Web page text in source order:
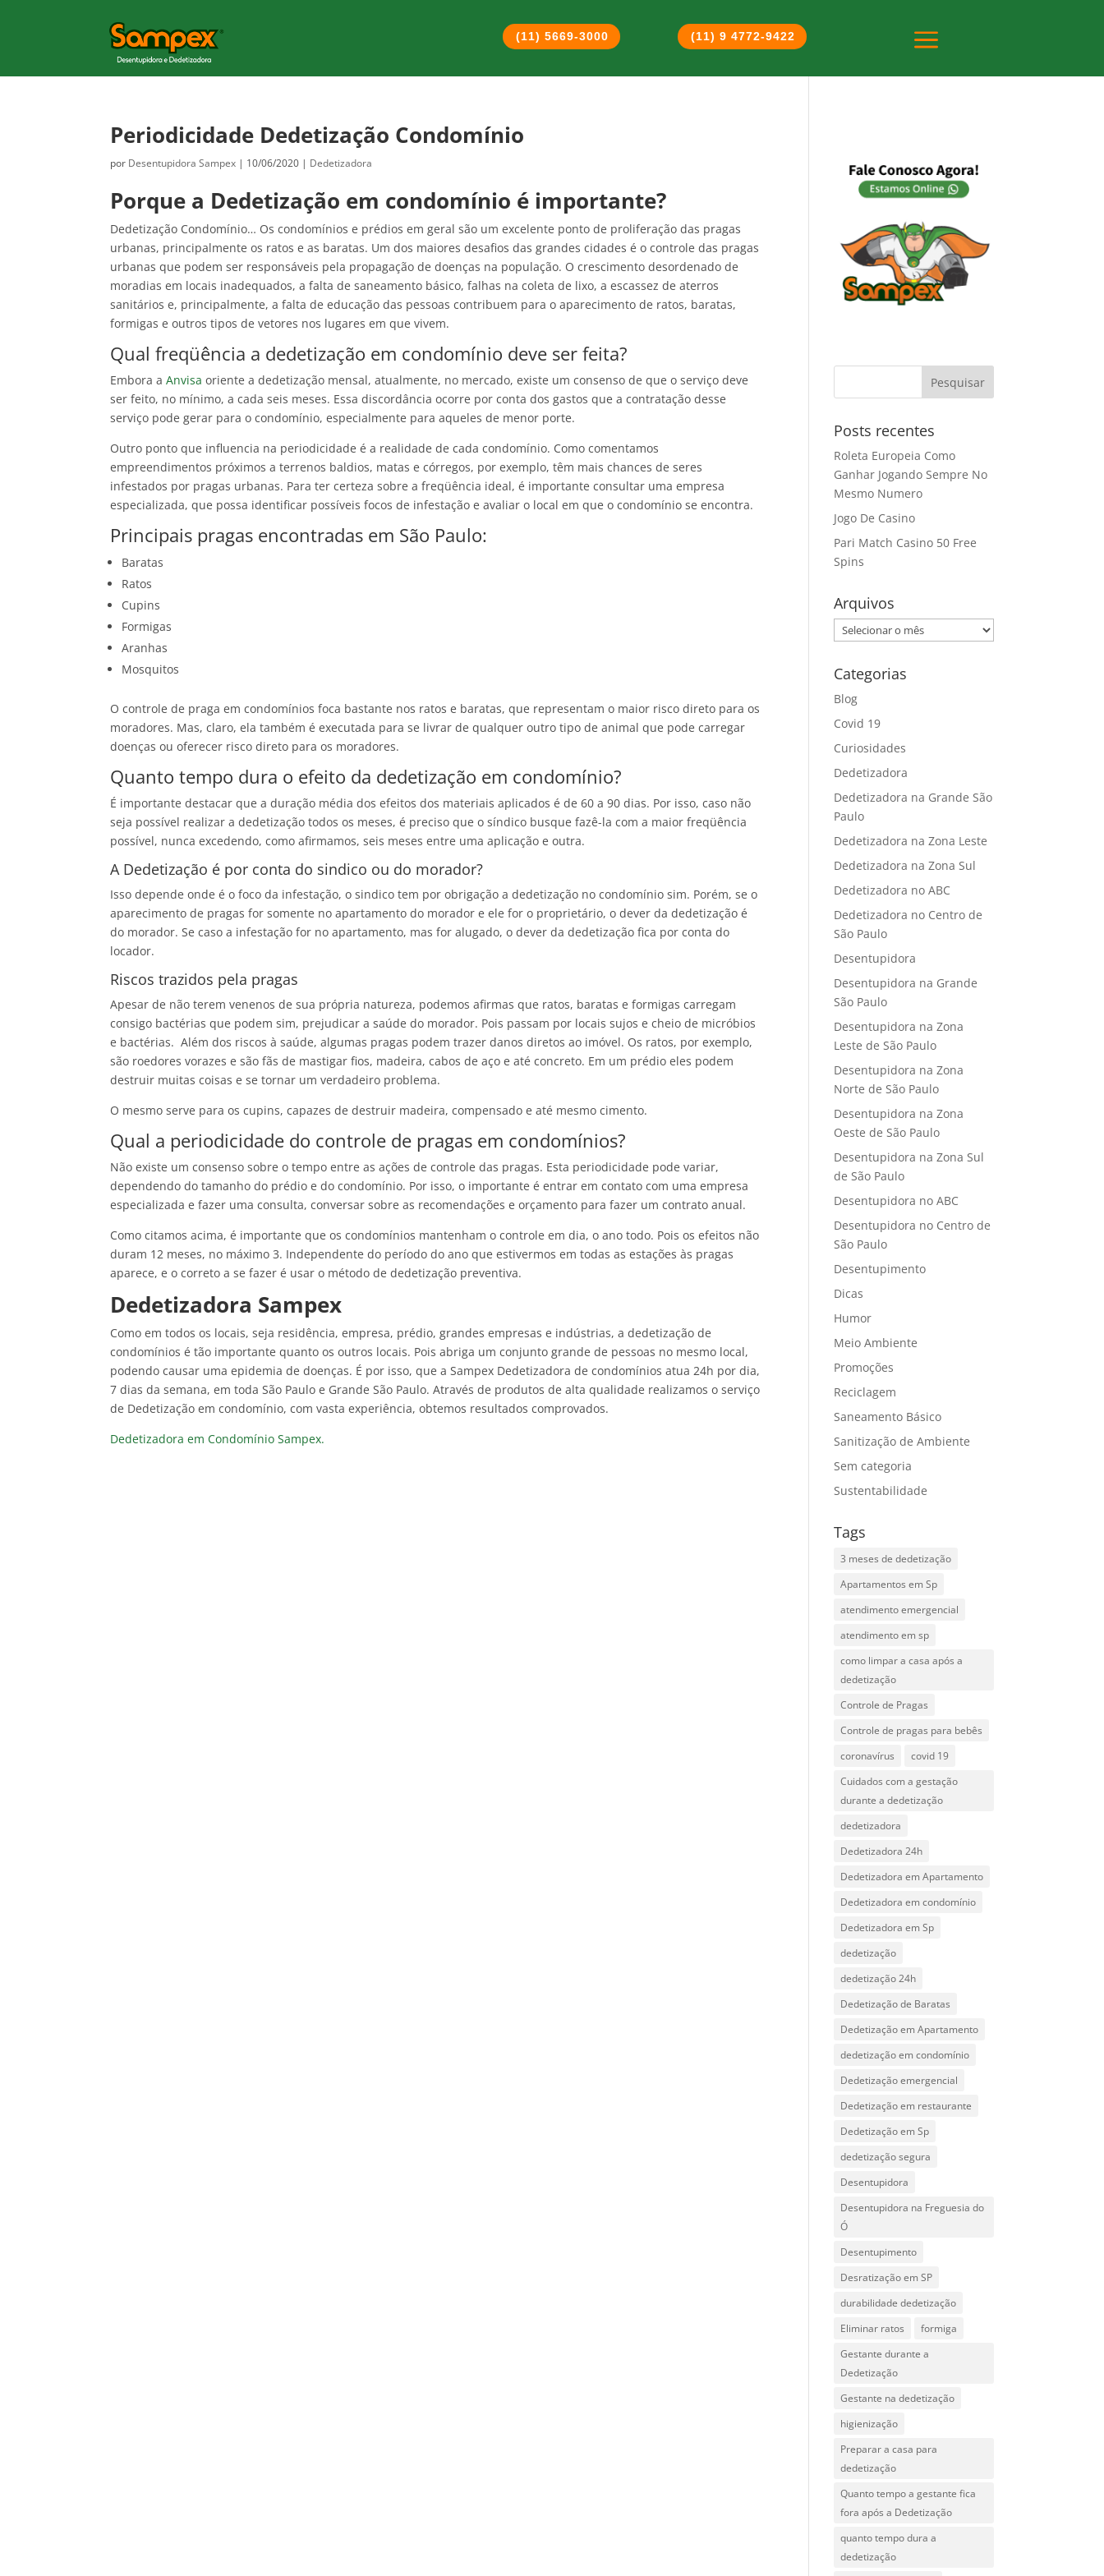
(11) 5669-3000 (11) 9 4772-9422 a
Periodicidade Dedetização Condomínio
por Desentupidora Sampex | 10/06/2020 | Dedetizadora
Porque a Dedetização em condomínio é importante?
Dedetização Condomínio… Os condomínios e prédios em geral são um excelente ponto de proliferação das pragas
urbanas, principalmente os ratos e as baratas. Um dos maiores desafios das grandes cidades é o controle das pragas
urbanas que podem ser responsáveis pela propagação de doenças na população. O crescimento desordenado de
moradias em locais inadequados, a falta de saneamento básico, falhas na coleta de lixo, a escassez de aterros
sanitários e, principalmente, a falta de educação das pessoas contribuem para o aparecimento de ratos, baratas,
formigas e outros tipos de vetores nos lugares em que vivem.
Qual freqüência a dedetização em condomínio deve ser feita?
Embora aAnvisaoriente a dedetização mensal, atualmente, no mercado, existe um consenso de que o serviço deve
ser feito, no mínimo, a cada seis meses. Essa discordância ocorre por conta dos gastos que a contratação desse
serviço pode gerar para o condomínio, especialmente para aqueles de menor porte.
Outro ponto que influencia na periodicidade é a realidade de cada condomínio. Como comentamos
empreendimentos próximos a terrenos baldios, matas e córregos, por exemplo, têm mais chances de seres
infestados por pragas urbanas. Para ter certeza sobre a freqüência ideal, é importante consultar uma empresa
especializada, que possa identificar possíveis focos de infestação e avaliar o local em que o condomínio se encontra.
Principais pragas encontradas em São Paulo:
Baratas
Ratos
Cupins
Formigas
Aranhas
Mosquitos
O controle de praga em condomínios foca bastante nos ratos e baratas, que representam o maior risco direto para os
moradores. Mas, claro, ela também é executada para se livrar de qualquer outro tipo de animal que pode carregar
doenças ou oferecer risco direto para os moradores.
Quanto tempo dura o efeito da dedetização em condomínio?
É importante destacar que a duração média dos efeitos dos materiais aplicados é de 60 a 90 dias. Por isso, caso não
seja possível realizar a dedetização todos os meses, é preciso que o síndico busque fazê-la com a maior freqüência
possível, nunca excedendo, como afirmamos, seis meses entre uma aplicação e outra.
A Dedetização é por conta do sindico ou do morador?
Isso depende onde é o foco da infestação, o sindico tem por obrigação a dedetização no condomínio sim. Porém, se o
aparecimento de pragas for somente no apartamento do morador e ele for o proprietário, o dever da dedetização é
do morador. Se caso a infestação for no apartamento, mas for alugado, o dever da dedetização fica por conta do
locador.
Riscos trazidos pela pragas
Apesar de não terem venenos de sua própria natureza, podemos afirmas que ratos, baratas e formigas carregam
consigo bactérias que podem sim, prejudicar a saúde do morador. Pois passam por locais sujos e cheio de micróbios
e bactérias. Além dos riscos à saúde, algumas pragas podem trazer danos diretos ao imóvel. Os ratos, por exemplo,
são roedores vorazes e são fãs de mastigar fios, madeira, cabos de aço e até concreto. Em um prédio eles podem
destruir muitas coisas e se tornar um verdadeiro problema.
O mesmo serve para os cupins, capazes de destruir madeira, compensado e até mesmo cimento.
Qual a periodicidade do controle de pragas em condomínios?
Não existe um consenso sobre o tempo entre as ações de controle das pragas. Esta periodicidade pode variar,
dependendo do tamanho do prédio e do condomínio. Por isso, o importante é entrar em contato com uma empresa
especializada e fazer uma consulta, conversar sobre as recomendações e orçamento para fazer um contrato anual.
Como citamos acima, é importante que os condomínios mantenham o controle em dia, o ano todo. Pois os efeitos não
duram 12 meses, no máximo 3. Independente do período do ano que estivermos em todas as estações às pragas
aparece, e o correto a se fazer é usar o método de dedetização preventiva.
Dedetizadora Sampex
Como em todos os locais, seja residência, empresa, prédio, grandes empresas e indústrias, a dedetização de
condomínios é tão importante quanto os outros locais. Pois abriga um conjunto grande de pessoas no mesmo local,
podendo causar uma epidemia de doenças. É por isso, que a Sampex Dedetizadora de condomínios atua 24h por dia,
7 dias da semana, em toda São Paulo e Grande São Paulo. Através de produtos de alta qualidade realizamos o serviço
de Dedetização em condomínio, com vasta experiência, obtemos resultados comprovados.
Dedetizadora em Condomínio Sampex.
Posts recentes
Roleta Europeia Como
Ganhar Jogando Sempre No
Mesmo Numero
Jogo De Casino
Pari Match Casino 50 Free
Spins
Arquivos
Arquivos
Categorias
Blog
Covid 19
Curiosidades
Dedetizadora
Dedetizadora na Grande São
Paulo
Dedetizadora na Zona Leste
Dedetizadora na Zona Sul
Dedetizadora no ABC
Dedetizadora no Centro de
São Paulo
Desentupidora
Desentupidora na Grande
São Paulo
Desentupidora na Zona
Leste de São Paulo
Desentupidora na Zona
Norte de São Paulo
Desentupidora na Zona
Oeste de São Paulo
Desentupidora na Zona Sul
de São Paulo
Desentupidora no ABC
Desentupidora no Centro de
São Paulo
Desentupimento
Dicas
Humor
Meio Ambiente
Promoções
Reciclagem
Saneamento Básico
Sanitização de Ambiente
Sem categoria
Sustentabilidade
Tags
3 meses de dedetização
Apartamentos em Sp
atendimento emergencial
atendimento em sp
como limpar a casa após a
dedetização
Controle de Pragas
Controle de pragas para bebês
coronavírus
covid 19
Cuidados com a gestação
durante a dedetização
dedetizadora
Dedetizadora 24h
Dedetizadora em Apartamento
Dedetizadora em condomínio
Dedetizadora em Sp
dedetização
dedetização 24h
Dedetização de Baratas
Dedetização em Apartamento
dedetização em condomínio
Dedetização emergencial
Dedetização em restaurante
Dedetização em Sp
dedetização segura
Desentupidora
Desentupidora na Freguesia do
Ó
Desentupimento
Desratização em SP
durabilidade dedetização
Eliminar ratos
formiga
Gestante durante a
Dedetização
Gestante na dedetização
higienização
Preparar a casa para
dedetização
Quanto tempo a gestante fica
fora após a Dedetização
quanto tempo dura a
dedetização